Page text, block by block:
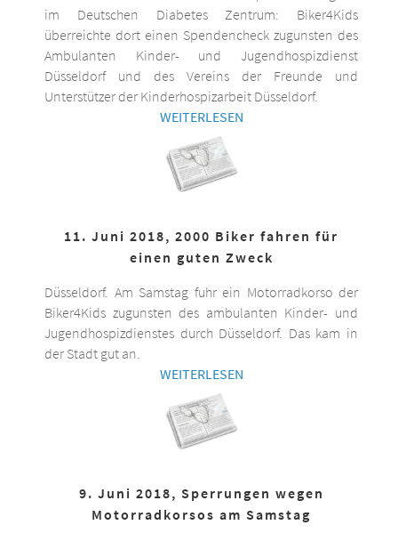
im Deutschen Diabetes Zentrum: Biker4Kids
überreichte dort einen Spendencheck zugunsten des
Ambulanten Kinder- und Jugendhospizdienst
Düsseldorf und des Vereins der Freunde und
Unterstützer der Kinderhospizarbeit Düsseldorf.
WEITERLESEN
11. Juni 2018, 2000 Biker fahren für
einen guten Zweck
Düsseldorf. Am Samstag fuhr ein Motorradkorso der
Biker4Kids zugunsten des ambulanten Kinder- und
Jugendhospizdienstes durch Düsseldorf. Das kam in
der Stadt gut an.
WEITERLESEN
9. Juni 2018, Sperrungen wegen
Motorradkorsos am Samstag